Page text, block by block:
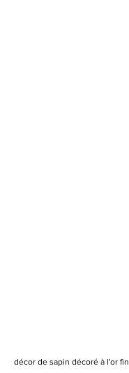
décor de sapin décoré à l'or fin